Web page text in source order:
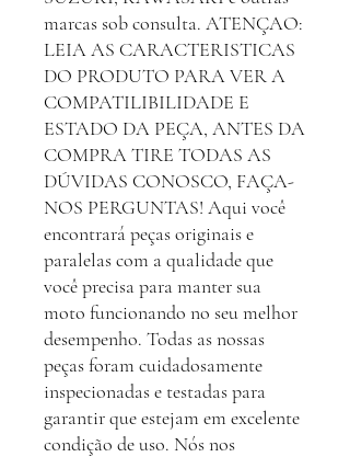
marcas sob consulta. ATENÇAO:
LEIA AS CARACTERISTICAS
DO PRODUTO PARA VER A
COMPATILIBILIDADE E
ESTADO DA PEÇA, ANTES DA
COMPRA TIRE TODAS AS
DÚVIDAS CONOSCO, FAÇA-
NOS PERGUNTAS! Aqui você
encontrará peças originais e
paralelas com a qualidade que
você precisa para manter sua
moto funcionando no seu melhor
desempenho. Todas as nossas
peças foram cuidadosamente
inspecionadas e testadas para
garantir que estejam em excelente
condição de uso. Nós nos